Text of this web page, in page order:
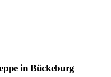
in Bückeburg